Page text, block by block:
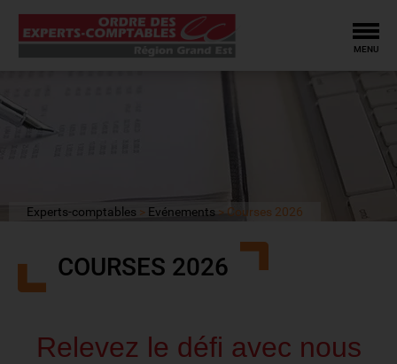
MENU
Experts-comptables Evénements Courses 2026
COURSES 2026
Relevez le défi avec nous